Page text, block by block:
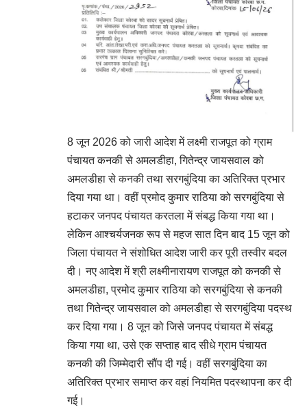
8 जून 2026 को जारी आदेश में लक्ष्मी राजपूत को ग्राम
पंचायत कनकी से अमलडीहा, गितेन्द्र जायसवाल को
अमलडीहा से कनकी तथा सरगबुंदिया का अतिरिक्त प्रभार
दिया गया था। वहीं प्रमोद कुमार राठिया को सरगबुंदिया से
हटाकर जनपद पंचायत करतला में संबद्ध किया गया था।
लेकिन आश्चर्यजनक रूप से महज सात दिन बाद 15 जून को
जिला पंचायत ने संशोधित आदेश जारी कर पूरी तस्वीर बदल
दी। नए आदेश में श्री लक्ष्मीनारायण राजपूत को कनकी से
अमलडीहा, प्रमोद कुमार राठिया को सरगबुंदिया से कनकी
तथा गितेन्द्र जायसवाल को अमलडीहा से सरगबुंदिया पदस्थ
कर दिया गया। 8 जून को जिसे जनपद पंचायत में संबद्ध
किया गया था, उसे एक सप्ताह बाद सीधे ग्राम पंचायत
कनकी की जिम्मेदारी सौंप दी गई। वहीं सरगबुंदिया का
अतिरिक्त प्रभार समाप्त कर वहां नियमित पदस्थापना कर दी
गई।